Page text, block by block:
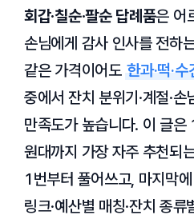
회갑·칠순·팔순 답례품은 어
손님에게 감사 인사를 전하
같은 가격이어도 한과·떡·수
중에서 잔치 분위기·계절·
만족도가 높습니다. 이 글
원대까지 가장 자주 추천되
1번부터 풀어쓰고, 마지막
링크·예산별 매칭·잔치 종류